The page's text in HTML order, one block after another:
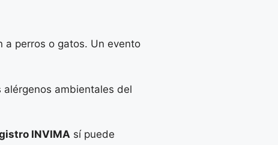
a perros o gatos. Un evento
alérgenos ambientales del
INVIMA sí puede